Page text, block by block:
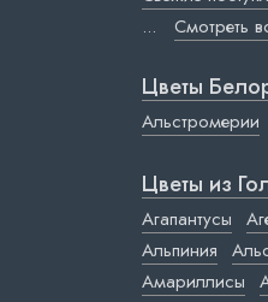
... Смотреть
Цветы
Альстромерии
Цветы из
Агапантусы
Альпиния
Амариллисы